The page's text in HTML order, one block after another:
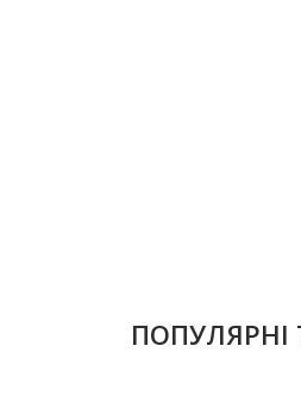
ПОПУЛЯРНІ